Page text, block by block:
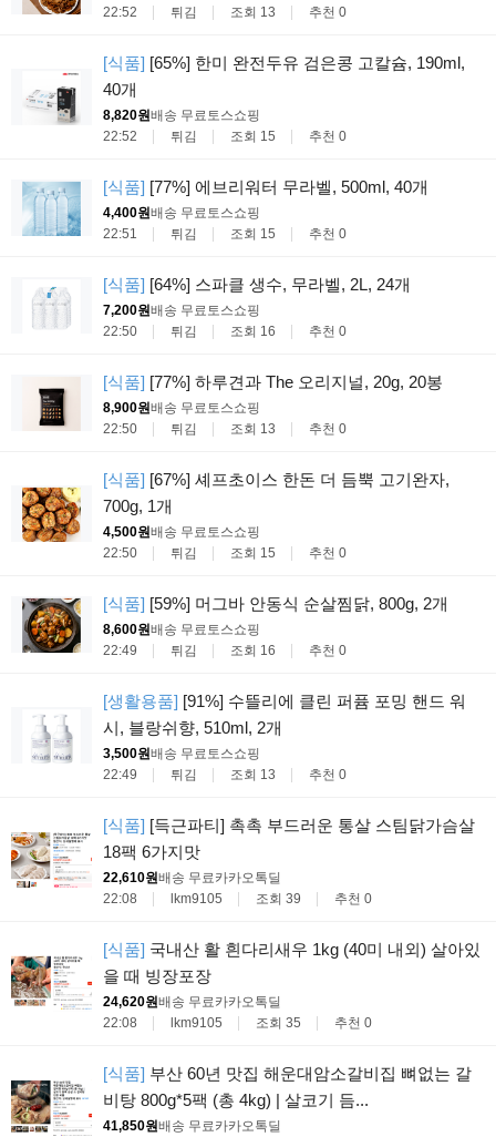
22:52 튀김 조회 13 추천 0
[식품] [65%] 한미 완전두유 검은콩 고칼슘, 190ml,
40개
8,820원배송 무료토스쇼핑
22:52
튀김 조회 15 추천 0
[식품] [77%] 에브리워터 무라벨, 500ml, 40개
4,400원배송 무료토스쇼핑
22:51
튀김 조회 15 추천 0
[식품] [64%] 스파클 생수, 무라벨, 2L, 24개
7,200원배송 무료토스쇼핑
22:50
튀김 조회 16 추천 0
[식품] [77%] 하루견과 The 오리지널, 20g, 20봉
8,900원배송 무료토스쇼핑
22:50
튀김 조회 13 추천 0
[식품] [67%] 셰프초이스 한돈 더 듬뿍 고기완자,
700g, 1개
4,500원배송 무료토스쇼핑
22:50
튀김 조회 15 추천 0
[식품] [59%] 머그바 안동식 순살찜닭, 800g, 2개
8,600원배송 무료토스쇼핑
22:49
튀김 조회 16 추천 0
[생활용품] [91%] 수뜰리에 클린 퍼퓸 포밍 핸드 워
시, 블랑쉬향, 510ml, 2개
3,500원배송 무료토스쇼핑
22:49
튀김 조회 13 추천 0
[식품] [득근파티] 촉촉 부드러운 통살 스팀닭가슴살
18팩 6가지맛
22,610원배송 무료카카오톡딜
22:08
lkm9105 조회 39 추천 0
[식품] 국내산 활 흰다리새우 1kg (40미 내외) 살아있
을 때 빙장포장
24,620원배송 무료카카오톡딜
22:08
lkm9105 조회 35 추천 0
[식품] 부산 60년 맛집 해운대암소갈비집 뼈없는 갈
비탕 800g*5팩 (총 4kg) | 살코기 듬...
41,850원배송 무료카카오톡딜